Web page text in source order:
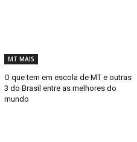
MT MAIS
O que tem em escola de MT e outras
3 do Brasil entre as melhores do
mundo